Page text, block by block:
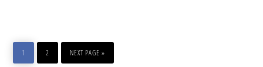
PAGE
1
PAGE
2
GO
TO
NEXT PAGE »